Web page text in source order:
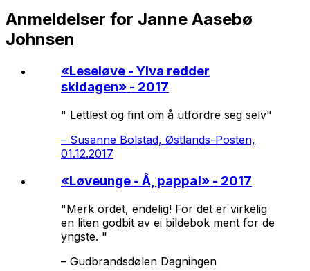
Anmeldelser for Janne Aasebø
Johnsen
«Leseløve - Ylva redder
skidagen» - 2017
" Lettlest og fint om å utfordre seg selv"
– Susanne Bolstad, Østlands-Posten,
01.12.2017
«Løveunge - Å, pappa!» - 2017
"Merk ordet, endelig! For det er virkelig
en liten godbit av ei bildebok ment for de
yngste. "
– Gudbrandsdølen Dagningen